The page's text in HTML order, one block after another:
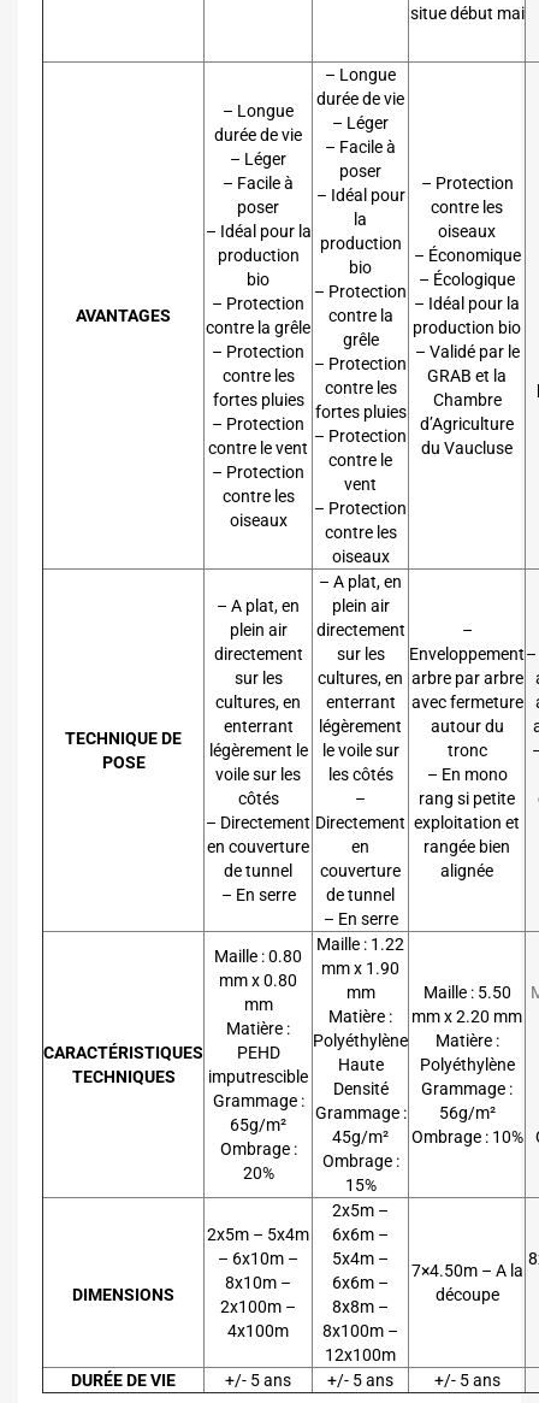
situe début mai
AVANTAGES
– Longue
durée de vie
– Léger
– Facile à
poser
– Idéal pour la
production
bio
– Protection
contre la grêle
– Protection
contre les
fortes pluies
– Protection
contre le vent
– Protection
contre les
oiseaux
– Longue
durée de vie
– Léger
– Facile à
poser
– Idéal pour
la
production
bio
– Protection
contre la
grêle
– Protection
contre les
fortes pluies
– Protection
contre le
vent
– Protection
contre les
oiseaux
– Protection
contre les
oiseaux
– Économique
– Écologique
– Idéal pour la
production bio
– Validé par le
GRAB et la
Chambre
d’Agriculture
du Vaucluse
TECHNIQUE DE
POSE
– A plat, en
plein air
directement
sur les
cultures, en
enterrant
légèrement le
voile sur les
côtés
– Directement
en couverture
de tunnel
– En serre
– A plat, en
plein air
directement
sur les
cultures, en
enterrant
légèrement
le voile sur
les côtés
–
Directement
en
couverture
de tunnel
– En serre
–
Enveloppement
arbre par arbre
avec fermeture
autour du
tronc
– En mono
rang si petite
exploitation et
rangée bien
alignée
CARACTÉRISTIQUES
TECHNIQUES
Maille : 0.80
mm x 0.80
mm
Matière :
PEHD
imputrescible
Grammage :
65g/m²
Ombrage :
20%
Maille : 1.22
mm x 1.90
mm
Matière :
Polyéthylène
Haute
Densité
Grammage :
45g/m²
Ombrage :
15%
Maille : 5.50
mm x 2.20 mm
Matière :
Polyéthylène
Grammage :
56g/m²
Ombrage : 10%
DIMENSIONS
2x5m – 5x4m
– 6x10m –
8x10m –
2x100m –
4x100m
2x5m –
6x6m –
5x4m –
6x6m –
8x8m –
8x100m –
12x100m
7×4.50m – A la
découpe
DURÉE DE VIE +/- 5 ans +/- 5 ans +/- 5 ans